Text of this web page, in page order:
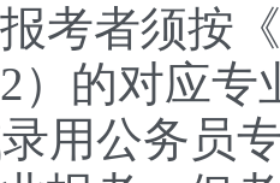
者须按《
）的对应
用公务员